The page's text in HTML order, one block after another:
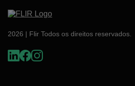
2026 | Flir Todos os direitos reservados.